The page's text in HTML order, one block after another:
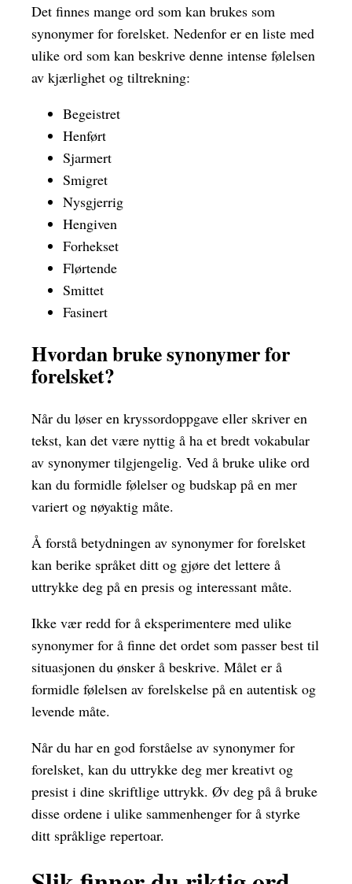
Det finnes mange ord som kan brukes som
synonymer for forelsket. Nedenfor er en liste med
ulike ord som kan beskrive denne intense følelsen
av kjærlighet og tiltrekning:
Begeistret
Henført
Sjarmert
Smigret
Nysgjerrig
Hengiven
Forhekset
Flørtende
Smittet
Fasinert
Hvordan bruke synonymer for
forelsket?
Når du løser en kryssordoppgave eller skriver en
tekst, kan det være nyttig å ha et bredt vokabular
av synonymer tilgjengelig. Ved å bruke ulike ord
kan du formidle følelser og budskap på en mer
variert og nøyaktig måte.
Å forstå betydningen av synonymer for forelsket
kan berike språket ditt og gjøre det lettere å
uttrykke deg på en presis og interessant måte.
Ikke vær redd for å eksperimentere med ulike
synonymer for å finne det ordet som passer best til
situasjonen du ønsker å beskrive. Målet er å
formidle følelsen av forelskelse på en autentisk og
levende måte.
Når du har en god forståelse av synonymer for
forelsket, kan du uttrykke deg mer kreativt og
presist i dine skriftlige uttrykk. Øv deg på å bruke
disse ordene i ulike sammenhenger for å styrke
ditt språklige repertoar.